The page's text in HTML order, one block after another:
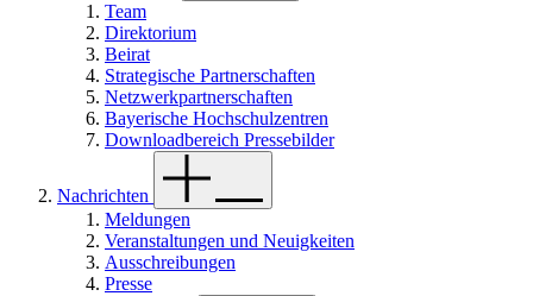
Team
Direktorium
Beirat
Strategische Partnerschaften
Netzwerkpartnerschaften
Bayerische Hochschulzentren
Downloadbereich Pressebilder
Nachrichten
Meldungen
Veranstaltungen und Neuigkeiten
Ausschreibungen
Presse